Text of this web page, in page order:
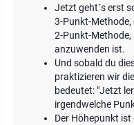
Jetzt geht´s erst
3-Punkt-Methode,
2-Punkt-Methode,
anzuwenden ist.
Und sobald du
praktizieren wir
bedeutet: "Jetzt
irgendwelche
Der Höhepunkt